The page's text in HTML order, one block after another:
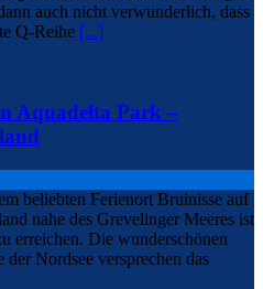
auch nicht verwunderlich, dass
Q-Reihe [...]
Aquadelta Park –
beliebten Ferienort Bruinisse auf
nahe des Grevelinger Meeres ist
erreichen. Die wunderschönen
Nordsee versprechen das